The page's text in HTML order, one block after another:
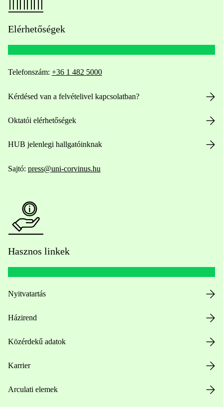
Elérhetőségek
Telefonszám: +36 1 482 5000
Kérdésed van a felvételivel kapcsolatban?
Oktatói elérhetőségek
HUB jelenlegi hallgatóinknak
Sajtó: press@uni-corvinus.hu
Hasznos linkek
Nyitvatartás
Házirend
Közérdekű adatok
Karrier
Arculati elemek